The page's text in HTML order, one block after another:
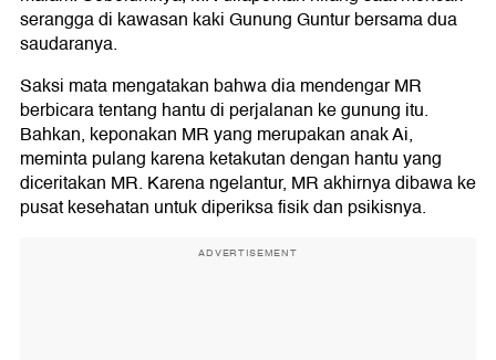
serangga di kawasan kaki Gunung Guntur bersama dua
saudaranya.
Saksi mata mengatakan bahwa dia mendengar MR
berbicara tentang hantu di perjalanan ke gunung itu.
Bahkan, keponakan MR yang merupakan anak Ai,
meminta pulang karena ketakutan dengan hantu yang
diceritakan MR. Karena ngelantur, MR akhirnya dibawa ke
pusat kesehatan untuk diperiksa fisik dan psikisnya.
ADVERTISEMENT